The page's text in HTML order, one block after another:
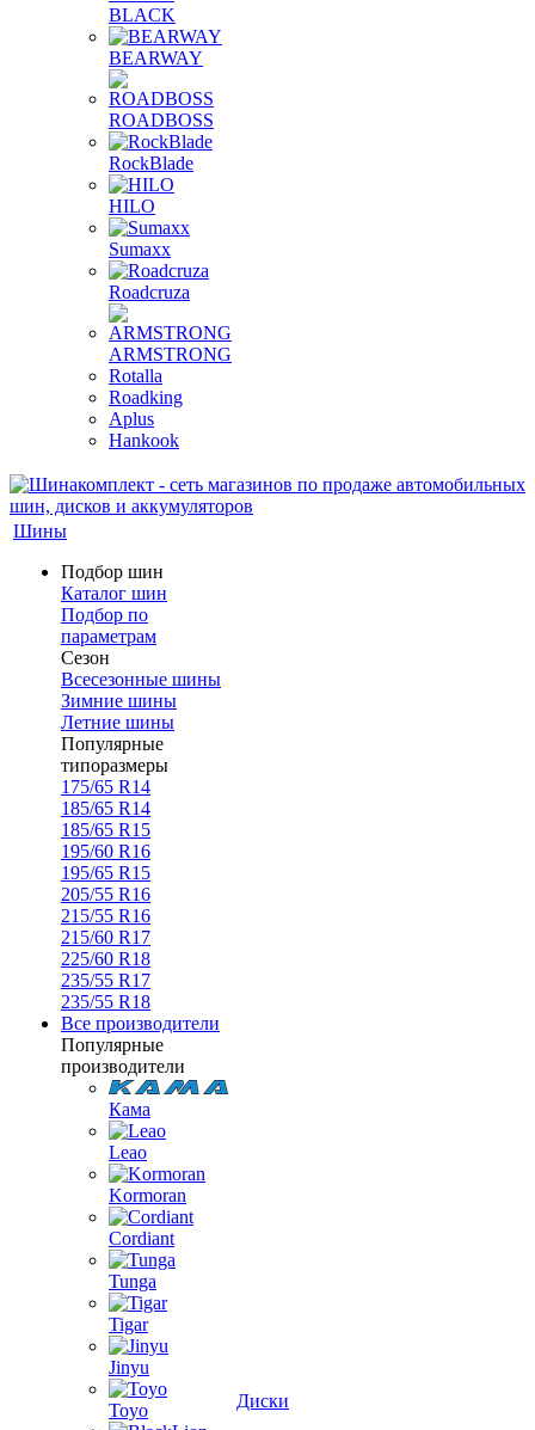
BLACK
BEARWAY
ROADBOSS
RockBlade
HILO
Sumaxx
Roadcruza
ARMSTRONG
Rotalla
Roadking
Aplus
Hankook
Шины
Подбор шин
Каталог шин
Подбор по
параметрам
Сезон
Всесезонные шины
Зимние шины
Летние шины
Популярные
типоразмеры
175/65 R14
185/65 R14
185/65 R15
195/60 R16
195/65 R15
205/55 R16
215/55 R16
215/60 R17
225/60 R18
235/55 R17
235/55 R18
Все производители
Популярные
производители
Кама
Leao
Kormoran
Cordiant
Tunga
Tigar
Jinyu
Toyo
Диски